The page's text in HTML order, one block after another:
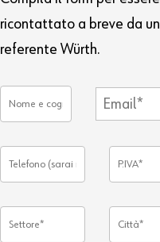
ricontattato a breve da un
referente Würth.